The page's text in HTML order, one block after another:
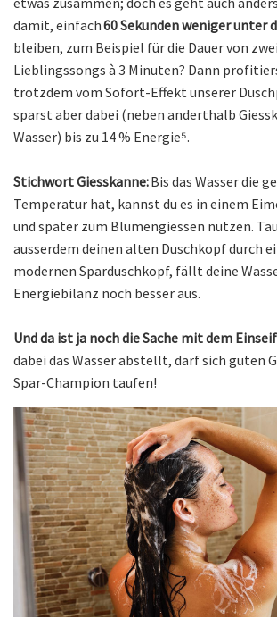
damit, einfach60 Sekunden weniger unter
bleiben, zum Beispiel für die Dauer von zwei
Lieblingssongs à 3 Minuten? Dann
trotzdem vom Sofort-Effekt unserer
sparst aber dabei (neben anderthalb
Wasser) bis zu 14 % Energie⁵.
Stichwort Giesskanne:Bis das Wasser die
Temperatur hat, kannst du es in einem
und später zum Blumengiessen nutzen.
ausserdem deinen alten Duschkopf durch
modernen Sparduschkopf, fällt deine
Energiebilanz noch besser aus.
Und da ist ja noch die Sache mit dem
dabei das Wasser abstellt, darf sich guten
Spar-Champion taufen!